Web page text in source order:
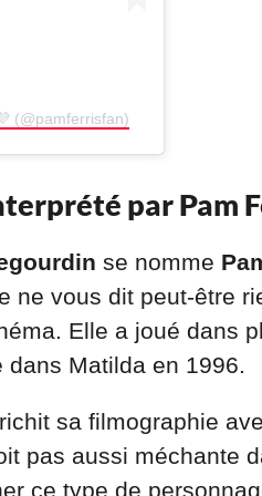
(@pamferrisfan)
par Pam
se nomme
ne vous dit peut-être
Elle a joué dans
Matilda en 1996.
sa filmographie
pas aussi méchante
ce type de